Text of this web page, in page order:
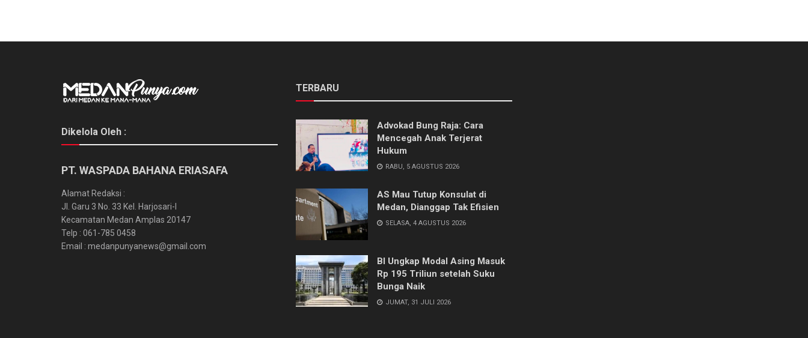
Dikelola Oleh :
PT. WASPADA BAHANA ERIASAFA
Alamat Redaksi :
Jl. Garu 3 No. 33 Kel. Harjosari-I
Kecamatan Medan Amplas 20147
Telp : 061-785 0458
Email : medanpunyanews@gmail.com
TERBARU
Advokad Bung Raja: Cara
Mencegah Anak Terjerat
Hukum
RABU, 5 AGUSTUS 2026
AS Mau Tutup Konsulat di
Medan, Dianggap Tak Efisien
SELASA, 4 AGUSTUS 2026
BI Ungkap Modal Asing Masuk
Rp 195 Triliun setelah Suku
Bunga Naik
JUMAT, 31 JULI 2026